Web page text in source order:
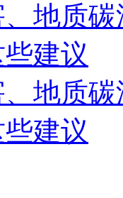
地质
建议
地质
建议